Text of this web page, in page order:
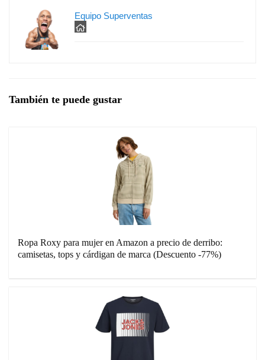
Equipo Superventas
También te puede gustar
Ropa Roxy para mujer en Amazon a precio de derribo:
camisetas, tops y cárdigan de marca (Descuento -77%)